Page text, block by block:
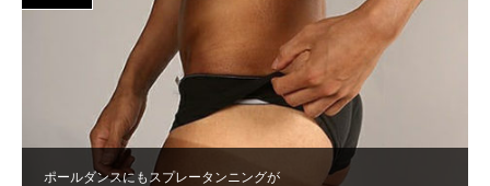
ポールダンスにもスプレータンニングが